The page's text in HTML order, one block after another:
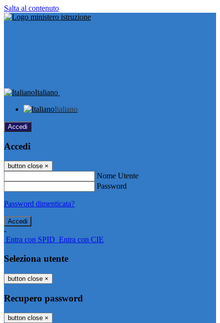
Salta al contenuto
Italiano
Italiano
Accedi
Accedi
button close ×
Nome Utente
Password
Password dimenticata?
-
Entra con SPID Entra con CIE
Seleziona utente
button close ×
Recupero password
button close ×